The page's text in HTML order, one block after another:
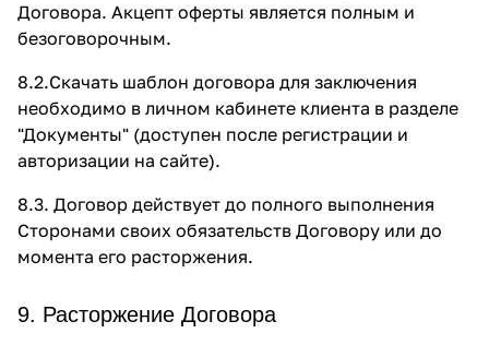
Договора. Акцепт оферты является полным и
безоговорочным.
8.2.Скачать шаблон договора для заключения
необходимо в личном кабинете клиента в разделе
"Документы" (доступен после регистрации и
авторизации на сайте).
8.3. Договор действует до полного выполнения
Сторонами своих обязательств Договору или до
момента его расторжения.
9. Расторжение Договора